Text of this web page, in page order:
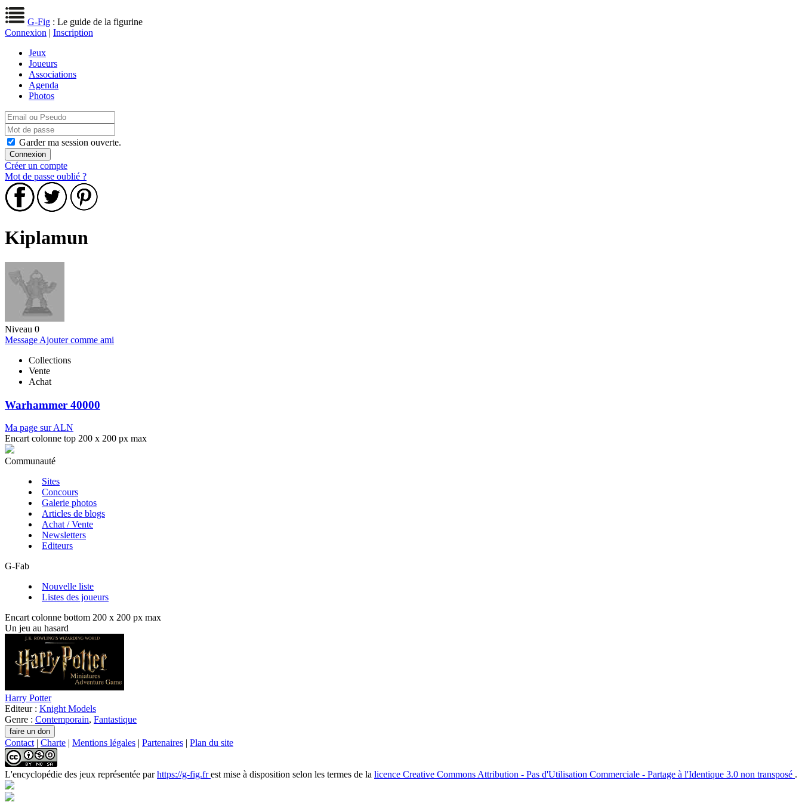
G-Fig : Le guide de la figurine
Connexion | Inscription
Jeux
Joueurs
Associations
Agenda
Photos
Garder ma session ouverte.
Créer un compte
Mot de passe oublié ?
Kiplamun
Niveau 0
Message Ajouter comme ami
Collections
Vente
Achat
Warhammer 40000
Ma page sur ALN
Encart colonne top 200 x 200 px max
Communauté
Sites
Concours
Galerie photos
Articles de blogs
Achat / Vente
Newsletters
Editeurs
G-Fab
Nouvelle liste
Listes des joueurs
Encart colonne bottom 200 x 200 px max
Un jeu au hasard
Harry Potter
Editeur : Knight Models
Genre : Contemporain, Fantastique
Contact | Charte | Mentions légales | Partenaires | Plan du site
L'encyclopédie des jeux représentée parhttps://g-fig.frest mise à disposition selon les termes de la licence Creative Commons Attribution - Pas d'Utilisation Commerciale - Partage à l'Identique 3.0 non transposé .